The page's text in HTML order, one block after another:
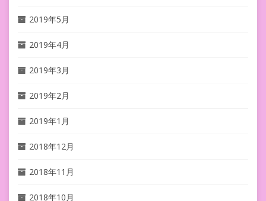
2019年5月
2019年4月
2019年3月
2019年2月
2019年1月
2018年12月
2018年11月
2018年10月